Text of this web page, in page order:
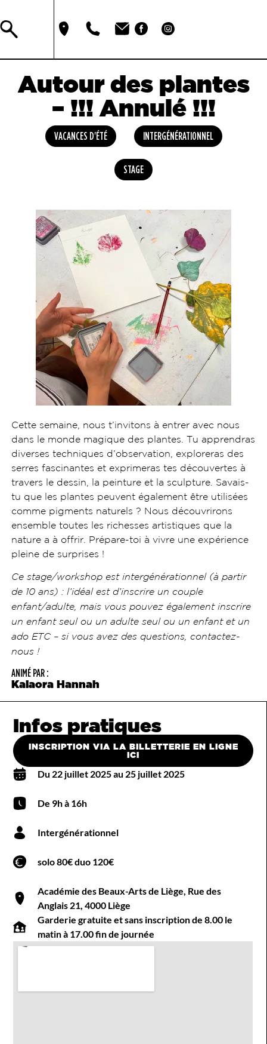
Autour des plantes
– !!! Annulé !!!
VACANCES D'ÉTÉ INTERGÉNÉRATIONNEL
STAGE
Cette semaine, nous t’invitons à entrer avec nous
dans le monde magique des plantes. Tu apprendras
diverses techniques d’observation, exploreras des
serres fascinantes et exprimeras tes découvertes à
travers le dessin, la peinture et la sculpture. Savais-
tu que les plantes peuvent également être utilisées
comme pigments naturels ? Nous découvrirons
ensemble toutes les richesses artistiques que la
nature a à offrir. Prépare-toi à vivre une expérience
pleine de surprises !
Ce stage/workshop est intergénérationnel (à partir
de 10 ans) : l’idéal est d’inscrire un couple
enfant/adulte, mais vous pouvez également inscrire
un enfant seul ou un adulte seul ou un enfant et un
ado ETC – si vous avez des questions, contactez-
nous !
ANIMÉ PAR :
Kalaora Hannah
Infos pratiques
INSCRIPTION VIA LA BILLETTERIE EN LIGNE
ICI
Du 22 juillet 2025 au 25 juillet 2025
De 9h à 16h
Intergénérationnel
solo 80€ duo 120€
Académie des Beaux-Arts de Liège, Rue des
Anglais 21, 4000 Liège
Garderie gratuite et sans inscription de 8.00 le
matin à 17.00 fin de journée